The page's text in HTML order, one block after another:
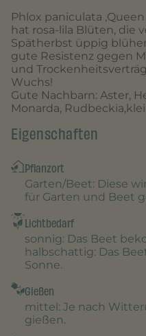
Phlox paniculata
hat rosa-lila Blüten, die
Spätherbst üppig
gute Resistenz gegen
und
Wuchs!
Gute Nachbarn: Aster,
Monarda,
Eigenschaften
Pflanzort
Garten/Beet: Diese
für Garten und Beet
Lichtbedarf
sonnig: Das Beet
halbschattig: Das
Sonne.
Gießen
mittel: Je nach
gießen.